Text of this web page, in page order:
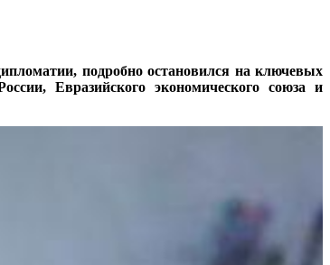
подробно остановился на ключевых
Евразийского экономического союза и